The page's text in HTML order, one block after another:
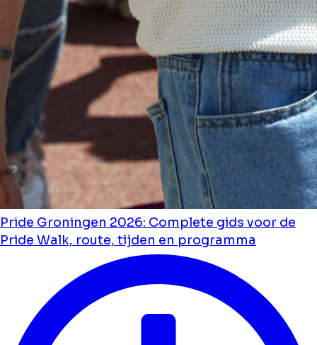
Pride Groningen 2026: Complete gids voor de
Pride Walk, route, tijden en programma